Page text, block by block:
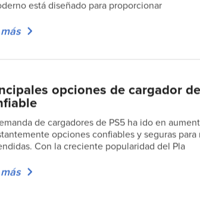
está diseñado para proporcionar
opciones de cargador
de cargadores de PS5 ha ido en
opciones confiables y seguras
Con la creciente popularidad del Pla